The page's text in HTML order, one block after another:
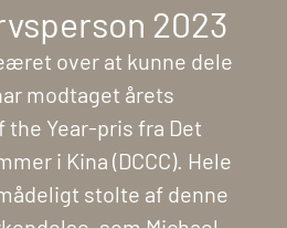
2023
over at kunne dele
modtaget årets
the Year-pris fra Det
i Kina (DCCC). Hele
stolte af denne